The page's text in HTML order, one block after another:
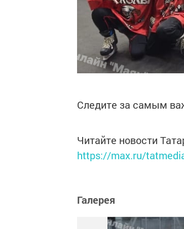
Следите за самым
Читайте новости
https://max.ru/
Галерея